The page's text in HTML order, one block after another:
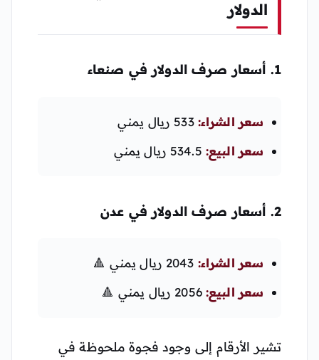
الدولار
1. أسعار صرف الدولار في صنعاء
سعر الشراء:533 ريال يمني
سعر البيع:534.5 ريال يمني
2. أسعار صرف الدولار في عدن
سعر الشراء:2043 ريال يمني 🔺
سعر البيع:2056 ريال يمني 🔺
تشير الأرقام إلى وجود فجوة ملحوظة في